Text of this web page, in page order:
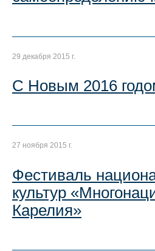
29 декабря 2015 г.
С Новым 2016
27 ноября 2015 г.
Фестиваль
культур
Карелия»